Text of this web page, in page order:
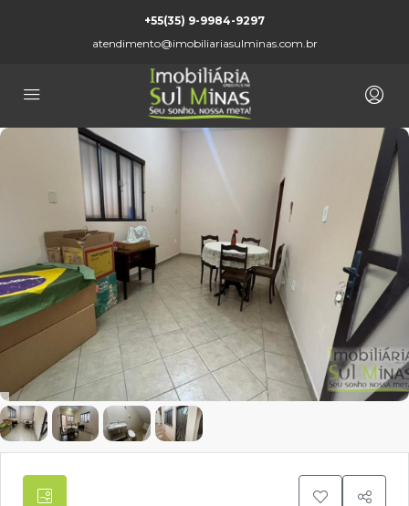
+55(35) 9-9984-9297
atendimento@imobiliariasulminas.com.br